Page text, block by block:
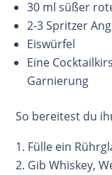
30 ml süßer
2-3 Spritzer
Eiswürfel
Eine
Garnierung
So bereitest du
Fülle ein
Gib Whiskey,